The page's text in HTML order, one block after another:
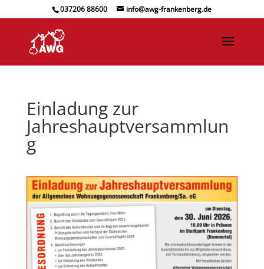
037206 88600 info@awg-frankenberg.de
Einladung zur
Jahreshauptversammlun
g